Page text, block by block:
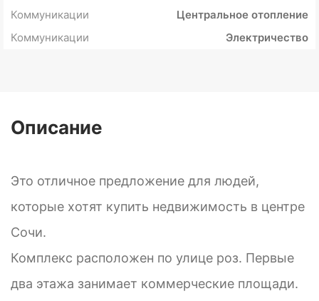
Коммуникации
Центральное отопление
Коммуникации
Электричество
Описание
Это отличное предложение для людей,
которые хотят купить недвижимость в центре
Сочи.
Комплекс расположен по улице роз. Первые
два этажа занимает коммерческие площади.